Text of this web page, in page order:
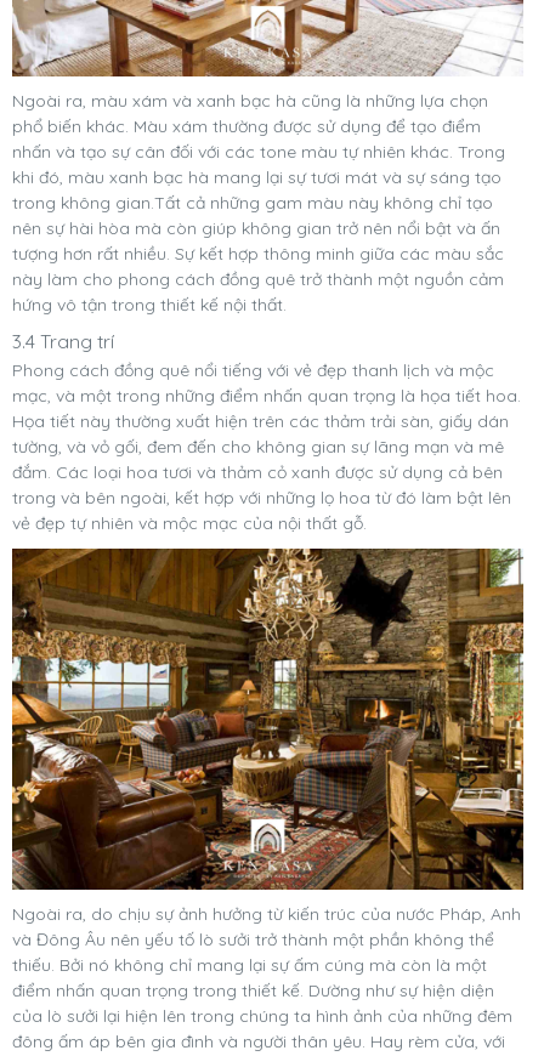
Ngoài ra, màu xám và xanh bạc hà cũng là những lựa chọn
phổ biến khác. Màu xám thường được sử dụng để tạo điểm
nhấn và tạo sự cân đối với các tone màu tự nhiên khác. Trong
khi đó, màu xanh bạc hà mang lại sự tươi mát và sự sáng tạo
trong không gian.Tất cả những gam màu này không chỉ tạo
nên sự hài hòa mà còn giúp không gian trở nên nổi bật và ấn
tượng hơn rất nhiều. Sự kết hợp thông minh giữa các màu sắc
này làm cho phong cách đồng quê trở thành một nguồn cảm
hứng vô tận trong thiết kế nội thất.
3.4 Trang trí
Phong cách đồng quê nổi tiếng với vẻ đẹp thanh lịch và mộc
mạc, và một trong những điểm nhấn quan trọng là họa tiết hoa.
Họa tiết này thường xuất hiện trên các thảm trải sàn, giấy dán
tường, và vỏ gối, đem đến cho không gian sự lãng mạn và mê
đắm. Các loại hoa tươi và thảm cỏ xanh được sử dụng cả bên
trong và bên ngoài, kết hợp với những lọ hoa từ đó làm bật lên
vẻ đẹp tự nhiên và mộc mạc của nội thất gỗ.
Ngoài ra, do chịu sự ảnh hưởng từ kiến trúc của nước Pháp, Anh
và Đông Âu nên yếu tố lò sưởi trở thành một phần không thể
thiếu. Bởi nó không chỉ mang lại sự ấm cúng mà còn là một
điểm nhấn quan trọng trong thiết kế. Dường như sự hiện diện
của lò sưởi lại hiện lên trong chúng ta hình ảnh của những đêm
đông ấm áp bên gia đình và người thân yêu. Hay rèm cửa, với